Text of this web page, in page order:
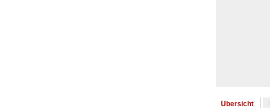
Übersicht